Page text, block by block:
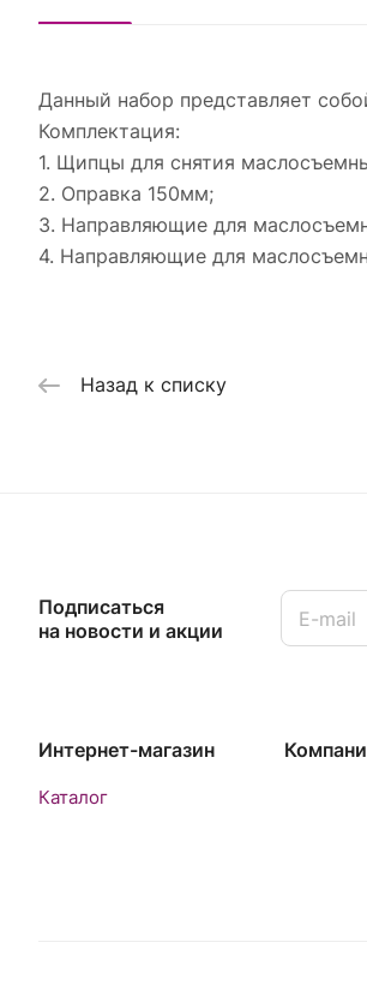
Данный набор представляет
Комплектация:
1. Щипцы для снятия
2. Оправка 150мм;
3. Направляющие для
4. Направляющие для
Назад к списку
Подписаться
на новости и акции
Интернет-магазин
Каталог